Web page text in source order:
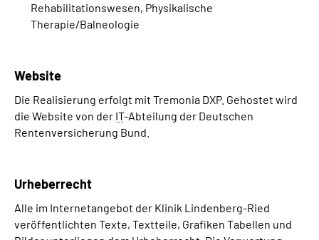
Rehabilitationswesen, Physikalische
Therapie/Balneologie
Website
Die Realisierung erfolgt mit Tremonia DXP. Gehostet wird
die Website von der IT-Abteilung der Deutschen
Rentenversicherung Bund.
Urheberrecht
Alle im Internetangebot der Klinik Lindenberg-Ried
veröffentlichten Texte, Textteile, Grafiken Tabellen und